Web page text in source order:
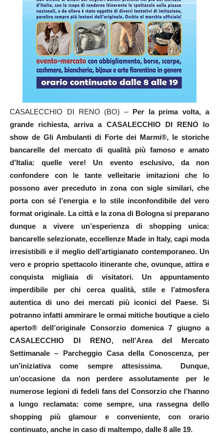
CASALECCHIO DI RENO (BO) – Per la prima volta, a
grande richiesta, arriva a CASALECCHIO DI RENO lo
show de Gli Ambulanti di Forte dei Marmi®, le storiche
bancarelle del mercato di qualità più famoso e amato
d’Italia: quelle vere! Un evento esclusivo, da non
confondere con le tante velleitarie imitazioni che lo
possono aver preceduto in zona con sigle similari, che
porta con sé l’energia e lo stile inconfondibile del vero
format originale. La città e la zona di Bologna si preparano
dunque a vivere un’esperienza di shopping unica:
bancarelle selezionate, eccellenze Made in Italy, capi moda
irresistibili e il meglio dell’artigianato contemporaneo. Un
vero e proprio spettacolo itinerante che, ovunque, attira e
conquista migliaia di visitatori. Un appuntamento
imperdibile per chi cerca qualità, stile e l’atmosfera
autentica di uno dei mercati più iconici del Paese. Si
potranno infatti ammirare le ormai mitiche boutique a cielo
aperto® dell’originale Consorzio domenica 7 giugno a
CASALECCHIO DI RENO, nell’Area del Mercato
Settimanale – Parcheggio Casa della Conoscenza, per
un’iniziativa come sempre attesissima. Dunque,
un’occasione da non perdere assolutamente per le
numerose legioni di fedeli fans del Consorzio che l’hanno
a lungo reclamata: come sempre, una rassegna dello
shopping più glamour e conveniente, con orario
continuato, anche in caso di maltempo, dalle 8 alle 19.